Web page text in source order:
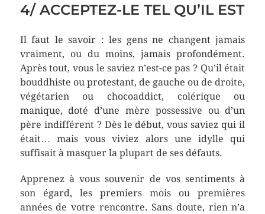
4/ ACCEPTEZ-LE TEL QU’IL EST
Il faut le savoir : les gens ne changent jamais
vraiment, ou du moins, jamais profondément.
Après tout, vous le saviez n’est-ce pas ? Qu’il était
bouddhiste ou protestant, de gauche ou de droite,
végétarien ou chocoaddict, colérique ou
manique, doté d’une mère possessive ou d’un
père indifférent ? Dès le début, vous saviez qui il
était… mais vous viviez alors une idylle qui
suffisait à masquer la plupart de ses défauts.
Apprenez à vous souvenir de vos sentiments à
son égard, les premiers mois ou premières
années de votre rencontre. Sans doute, rien n’a